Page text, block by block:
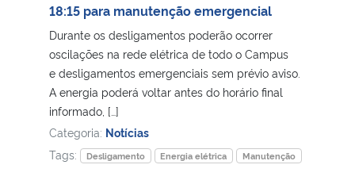
Ministério de Minas e Energia
Ministério da Ciência, Tecnologia, Inovações e Comunicações
Ministério do Meio Ambiente
18:15 para manutenção emergencial
Durante os desligamentos poderão ocorrer
oscilações na rede elétrica de todo o Campus
e desligamentos emergenciais sem prévio aviso.
A energia poderá voltar antes do horário final
informado, […]
Categoria: Notícias
Tags:
Desligamento Energia elétrica Manutenção